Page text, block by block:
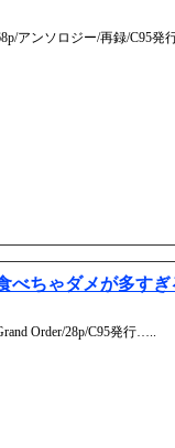
アンソロジー/再録/C95発
べちゃダメが多すぎ
Order/28p/C95発行…..